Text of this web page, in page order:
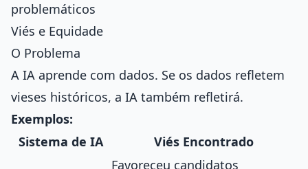
problemáticos
Viés e Equidade
O Problema
A IA aprende com dados. Se os dados refletem
vieses históricos, a IA também refletirá.
Exemplos:
Sistema de IA
Viés Encontrado
Favoreceu candidatos